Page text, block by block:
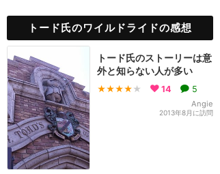
トード氏のワイルドライドの感想
トード氏のストーリーは意
外と知らない人が多い
★★★★ ★ 14 5
Angie
2013年8月に訪問